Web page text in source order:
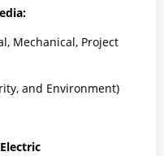
Mechanical, Project
and Environment)